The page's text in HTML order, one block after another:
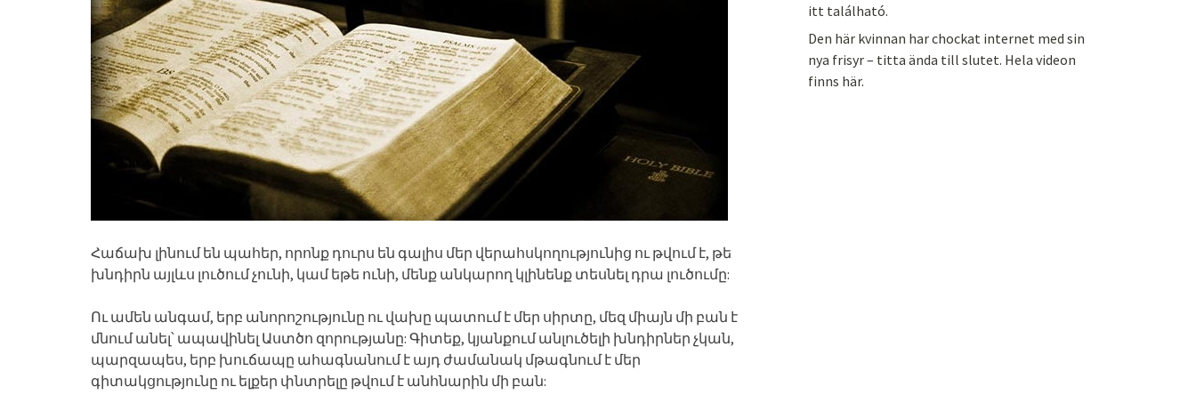
Հաճախ լինում են պահեր, որոնք դուրս են գալիս մեր վերահսկողությունից ու թվում է, թե
խնդիրն այլևս լուծում չունի, կամ եթե ունի, մենք անկարող կլինենք տեսնել դրա լուծումը:
Ու ամեն անգամ, երբ անորոշությունը ու վախը պատում է մեր սիրտը, մեզ միայն մի բան է
մնում անել՝ ապավինել Աստծո զորությանը: Գիտեք, կյանքում անլուծելի խնդիրներ չկան,
պարզապես, երբ խուճապը ահագնանում է այդ ժամանակ մթագնում է մեր
գիտակցությունը ու ելքեր փնտրելը թվում է անհնարին մի բան:
itt található.
Den här kvinnan har chockat internet med sin
nya frisyr – titta ända till slutet. Hela videon
finns här.